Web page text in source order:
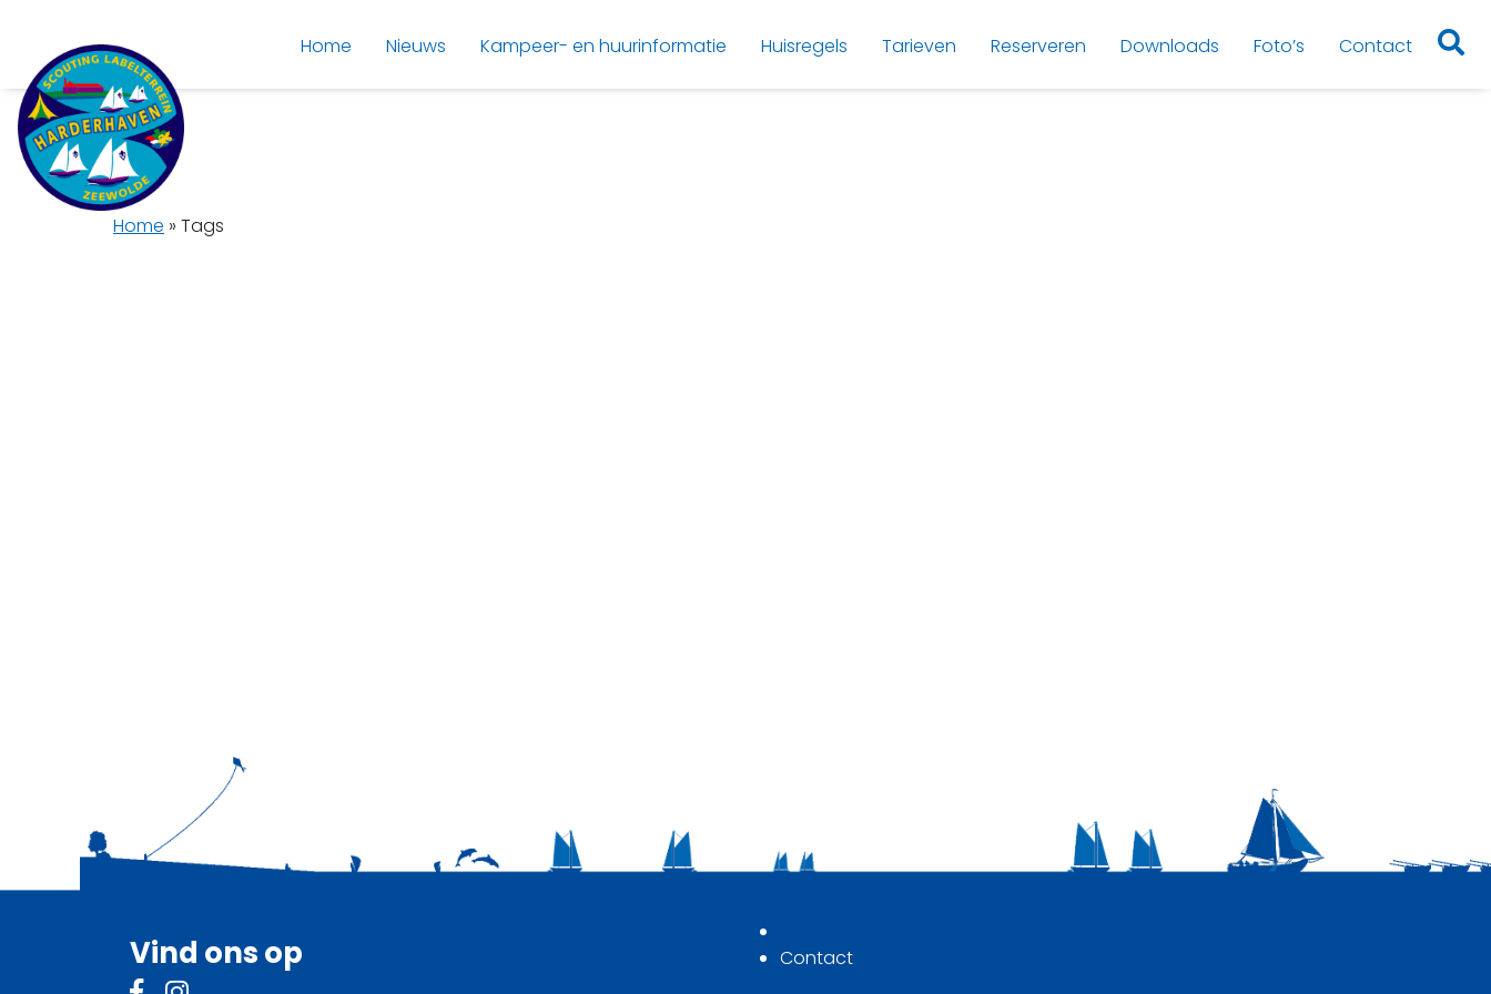
Home Nieuws Kampeer- en huurinformatie Huisregels Tarieven Reserveren Downloads Foto’s Contact
Home » Tags
Vind ons op Contact